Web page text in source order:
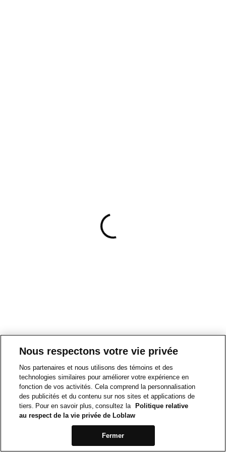
Nous respectons votre vie privée
Nos partenaires et nous utilisons des témoins et des
technologies similaires pour améliorer votre expérience en
fonction de vos activités. Cela comprend la personnalisation
des publicités et du contenu sur nos sites et applications de
tiers. Pour en savoir plus, consultez la
Politique relative
au respect de la vie privée de Loblaw
Fermer